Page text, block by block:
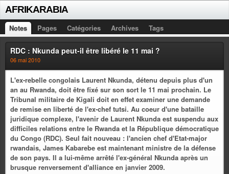
AFRIKARABIA
Notes Pages Catégories Archives Tags
RDC : Nkunda peut-il être libéré le 11 mai ?
06 mai 2010
L'ex-rebelle congolais Laurent Nkunda, détenu depuis plus d'un
an au Rwanda, doit être fixé sur son sort le 11 mai prochain. Le
Tribunal militaire de Kigali doit en effet examiner une demande
de remise en liberté de l'ex-chef tutsi. Au coeur d'une bataille
juridique complexe, l'avenir de Laurent Nkunda est suspendu aux
difficiles relations entre le Rwanda et la République démocratique
du Congo (RDC). Seul fait nouveau : l'ancien chef d'Etat-major
rwandais, James Kabarebe est maintenant ministre de la défense
de son pays. Il a lui-même arrêté l'ex-général Nkunda après un
brusque renversement d'alliance en janvier 2009.